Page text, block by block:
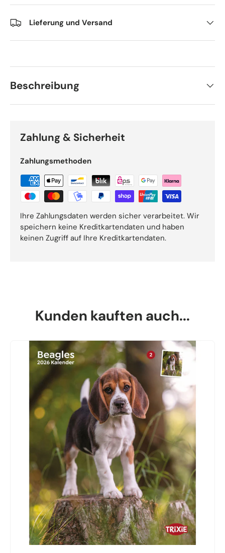
Lieferung und Versand
Beschreibung
Zahlung & Sicherheit
Zahlungsmethoden
Ihre Zahlungsdaten werden sicher verarbeitet. Wir
speichern keine Kreditkartendaten und haben
keinen Zugriff auf Ihre Kreditkartendaten.
Kunden kauften auch...